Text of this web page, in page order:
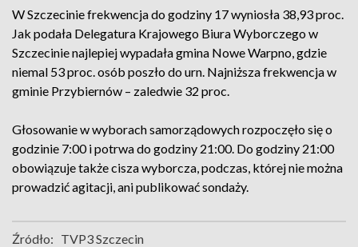
W Szczecinie frekwencja do godziny 17 wyniosła 38,93 proc.
Jak podała Delegatura Krajowego Biura Wyborczego w
Szczecinie najlepiej wypadała gmina Nowe Warpno, gdzie
niemal 53 proc. osób poszło do urn. Najniższa frekwencja w
gminie Przybiernów – zaledwie 32 proc.
Głosowanie w wyborach samorządowych rozpoczęło się o
godzinie 7:00 i potrwa do godziny 21:00. Do godziny 21:00
obowiązuje także cisza wyborcza, podczas, której nie można
prowadzić agitacji, ani publikować sondaży.
Źródło: TVP3 Szczecin